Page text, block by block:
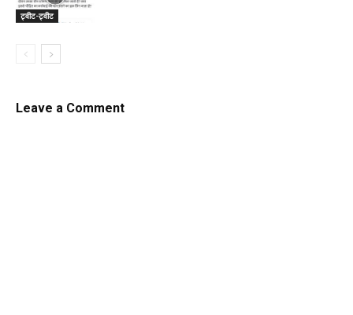
ट्वीट-ट्वीट
Leave a Comment